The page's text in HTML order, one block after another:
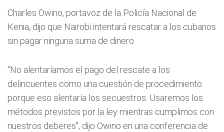
Charles Owino, portavoz de la Policía Nacional de
Kenia, dijo que Nairobi intentará rescatar a los cubanos
sin pagar ninguna suma de dinero.
"No alentaríamos el pago del rescate a los
delincuentes como una cuestión de procedimiento
porque eso alentaría los secuestros. Usaremos los
métodos previstos por la ley mientras cumplimos con
nuestros deberes", dijo Owino en una conferencia de